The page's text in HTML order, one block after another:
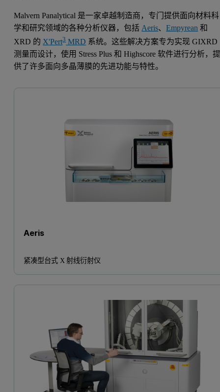
Malvern Panalytical 是一家卓越制造商，专门提供面向材料科
学和研究领域的各种分析仪器，包括 Aeris、Empyrean 和
XRD 的 X'Pert3MRD 系统。这些解决方案专为实现 GIXRD
测量而设计，使用 Stress Plus 和 Highscore 软件进行分析，
供了许多面向多晶薄膜的先进功能与特性。
Aeris
紧凑型台式 X 射线衍射仪